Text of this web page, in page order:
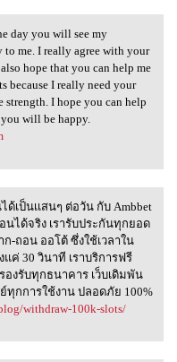
one day
day you will see my
to me. I really agree with your
hope that you can help me
because I really need your
strength. I hope you can help
will be happy.
ด้เป็นเเสนๆ ต่อวัน กับ Ambbet
นได้จริง เรารับประกันทุกยอด
ก-ถอน ออโต้ ซึ่งใช้เวลาใน
แค่ 30 วินาที เราบริการฟรี
งรับทุกธนาคาร เว็บเดิมพัน
กการใช้งาน ปลอดภัย 100%
withdraw-100k-slots/